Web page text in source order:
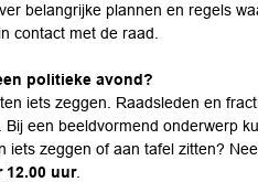
belangrijke plannen en regels
contact met de raad.
politieke avond?
iets zeggen. Raadsleden en
een beeldvormend onderwerp
iets zeggen of aan tafel zitten?
12.00 uur.